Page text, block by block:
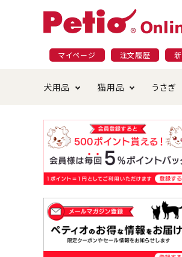
マイページ 注文履歴
犬用品
ドッグフード
ペットシーツ
おもちゃ
首輪・ハーネス・リード
猫用品
ごはん・おやつ
ベッド・ハウス・マット
食器・給水器
替え・交換パーツ
うさぎ
プラクト
夜のお散歩特集
国産フード&おやつ特集
じゃらして遊ぶ
ショッピングガイド
返品・交換について